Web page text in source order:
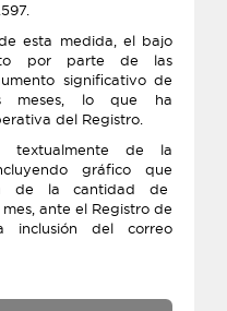
esta medida, el bajo
por parte de las
significativo de
meses, lo que ha
del Registro.
textualmente de la
gráfico que
de la cantidad de
ante el Registro de
inclusión del correo